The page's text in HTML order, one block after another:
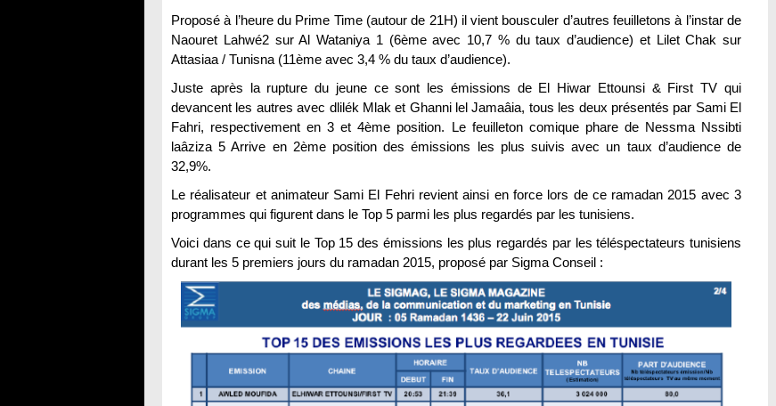
Proposé à l’heure du Prime Time (autour de 21H) il vient bousculer d’autres feuilletons à l’instar de
Naouret Lahwé2 sur Al Wataniya 1 (6ème avec 10,7 % du taux d’audience) et Lilet Chak sur
Attasiaa / Tunisna (11ème avec 3,4 % du taux d’audience).
Juste après la rupture du jeune ce sont les émissions de El Hiwar Ettounsi & First TV qui
devancent les autres avec dlilék Mlak et Ghanni lel Jamaâia, tous les deux présentés par Sami El
Fahri, respectivement en 3 et 4ème position. Le feuilleton comique phare de Nessma Nssibti
laâziza 5 Arrive en 2ème position des émissions les plus suivis avec un taux d’audience de
32,9%.
Le réalisateur et animateur Sami El Fehri revient ainsi en force lors de ce ramadan 2015 avec 3
programmes qui figurent dans le Top 5 parmi les plus regardés par les tunisiens.
Voici dans ce qui suit le Top 15 des émissions les plus regardés par les téléspectateurs tunisiens
durant les 5 premiers jours du ramadan 2015, proposé par Sigma Conseil :